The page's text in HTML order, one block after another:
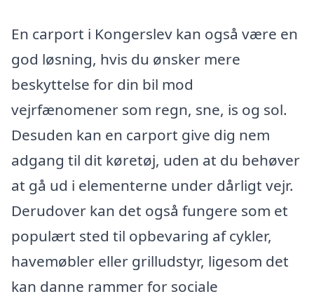
En carport i Kongerslev kan også være en
god løsning, hvis du ønsker mere
beskyttelse for din bil mod
vejrfænomener som regn, sne, is og sol.
Desuden kan en carport give dig nem
adgang til dit køretøj, uden at du behøver
at gå ud i elementerne under dårligt vejr.
Derudover kan det også fungere som et
populært sted til opbevaring af cykler,
havemøbler eller grilludstyr, ligesom det
kan danne rammer for sociale